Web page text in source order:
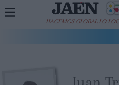
HACEMOS GLOBAL LO